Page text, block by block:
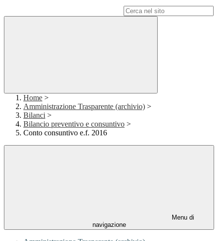
Home >
Amministrazione Trasparente (archivio) >
Bilanci >
Bilancio preventivo e consuntivo >
Conto consuntivo e.f. 2016
Menu di
navigazione